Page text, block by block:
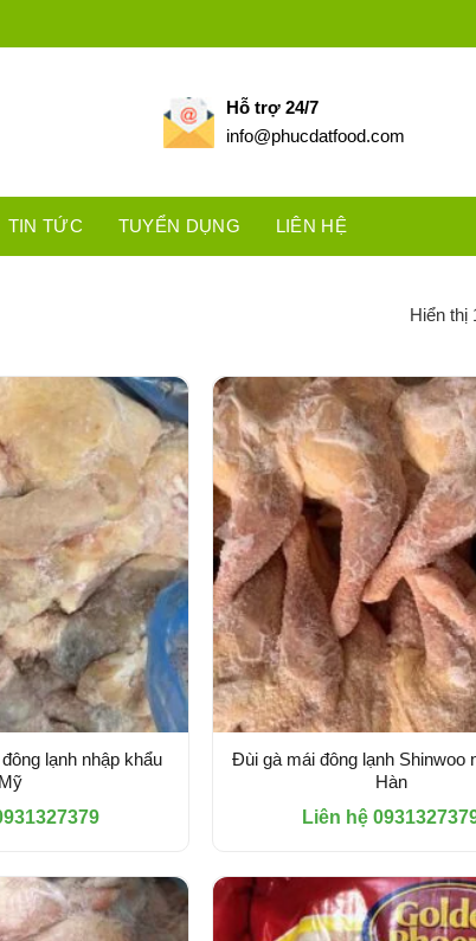
Hỗ trợ 24/7
info@phucdatfood.com
TIN TỨC TUYỂN DỤNG LIÊN HỆ
Hiển thị
lạnh nhập khẩu
Mỹ
Đùi gà mái đông lạnh Shinwoo
Hàn
Liên hệ